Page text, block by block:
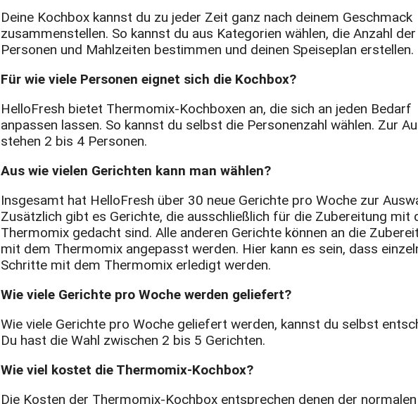
Deine Kochbox kannst du zu jeder Zeit ganz nach deinem Geschmack
zusammenstellen. So kannst du aus Kategorien wählen, die Anzahl der
Personen und Mahlzeiten bestimmen und deinen Speiseplan erstellen.
Für wie viele Personen eignet sich die Kochbox?
HelloFresh bietet Thermomix-Kochboxen an, die sich an jeden Bedarf
anpassen lassen. So kannst du selbst die Personenzahl wählen. Zur
stehen 2 bis 4 Personen.
Aus wie vielen Gerichten kann man wählen?
Insgesamt hat HelloFresh über 30 neue Gerichte pro Woche zur
Zusätzlich gibt es Gerichte, die ausschließlich für die Zubereitung mit
Thermomix gedacht sind. Alle anderen Gerichte können an die
mit dem Thermomix angepasst werden. Hier kann es sein, dass
Schritte mit dem Thermomix erledigt werden.
Wie viele Gerichte pro Woche werden geliefert?
Wie viele Gerichte pro Woche geliefert werden, kannst du selbst
Du hast die Wahl zwischen 2 bis 5 Gerichten.
Wie viel kostet die Thermomix-Kochbox?
Die Kosten der Thermomix-Kochbox entsprechen denen der normalen